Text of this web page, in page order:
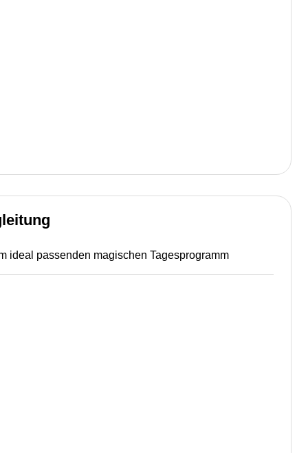
ideal passenden magischen Tagesprogramm